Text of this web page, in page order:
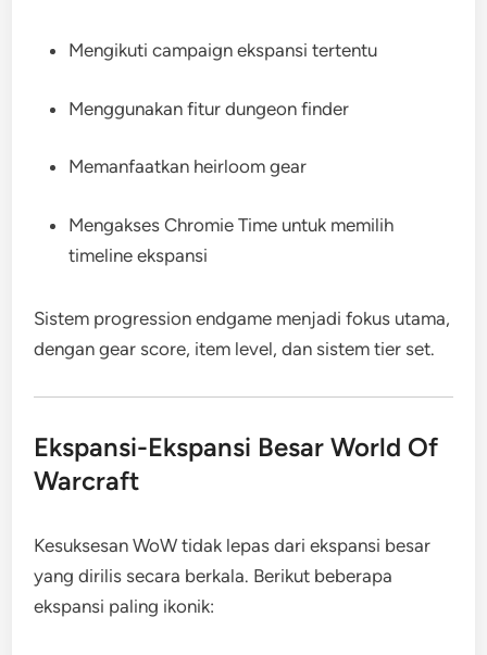
Mengikuti campaign ekspansi tertentu
Menggunakan fitur dungeon finder
Memanfaatkan heirloom gear
Mengakses Chromie Time untuk memilih
timeline ekspansi
Sistem progression endgame menjadi fokus utama,
dengan gear score, item level, dan sistem tier set.
Ekspansi-Ekspansi Besar World Of
Warcraft
Kesuksesan WoW tidak lepas dari ekspansi besar
yang dirilis secara berkala. Berikut beberapa
ekspansi paling ikonik: